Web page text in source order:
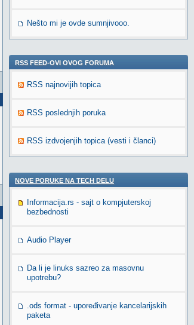
Nešto mi je ovde sumnjivooo.
RSS FEED-OVI OVOG FORUMA
RSS najnovijih topica
RSS poslednjih poruka
RSS izdvojenjih topica (vesti i članci)
NOVE PORUKE NA TECH DELU
Informacija.rs - sajt o kompjuterskoj
bezbednosti
Audio Player
Da li je linuks sazreo za masovnu
upotrebu?
.ods format - upoređivanje kancelarijskih
paketa